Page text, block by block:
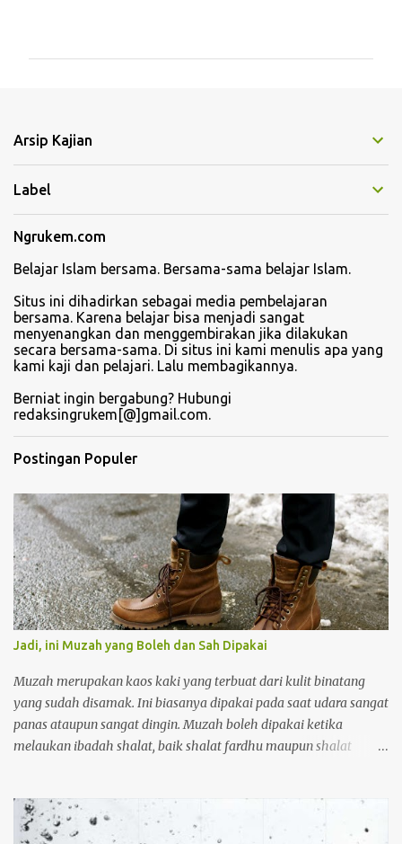
Arsip Kajian
Label
Ngrukem.com
Belajar Islam bersama. Bersama-sama belajar Islam.
Situs ini dihadirkan sebagai media pembelajaran
bersama. Karena belajar bisa menjadi sangat
menyenangkan dan menggembirakan jika dilakukan
secara bersama-sama. Di situs ini kami menulis apa yang
kami kaji dan pelajari. Lalu membagikannya.
Berniat ingin bergabung? Hubungi
redaksingrukem[@]gmail.com.
Postingan Populer
Jadi, ini Muzah yang Boleh dan Sah Dipakai
Muzah merupakan kaos kaki yang terbuat dari kulit binatang
yang sudah disamak. Ini biasanya dipakai pada saat udara sangat
panas ataupun sangat dingin. Muzah boleh dipakai ketika
melaukan ibadah shalat, baik shalat fardhu maupun shalat
diusap saja. Adapun kriteria muzah yang bioleh dan sah dipakai
adalah sebagai berikut: Pertama muzah tersebut harus kuat.